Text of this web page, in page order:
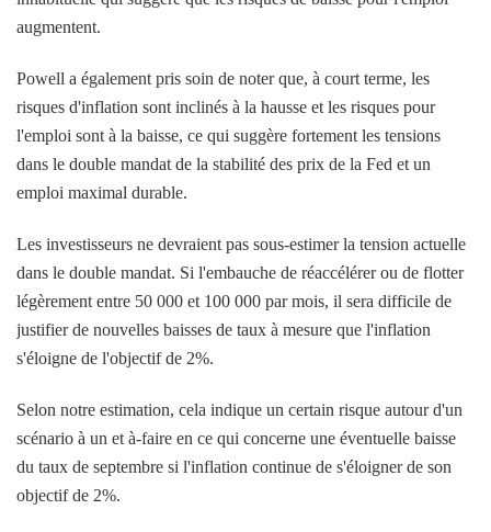
augmentent.
Powell a également pris soin de noter que, à court terme, les
risques d'inflation sont inclinés à la hausse et les risques pour
l'emploi sont à la baisse, ce qui suggère fortement les tensions
dans le double mandat de la stabilité des prix de la Fed et un
emploi maximal durable.
Les investisseurs ne devraient pas sous-estimer la tension actuelle
dans le double mandat. Si l'embauche de réaccélérer ou de flotter
légèrement entre 50 000 et 100 000 par mois, il sera difficile de
justifier de nouvelles baisses de taux à mesure que l'inflation
s'éloigne de l'objectif de 2%.
Selon notre estimation, cela indique un certain risque autour d'un
scénario à un et à-faire en ce qui concerne une éventuelle baisse
du taux de septembre si l'inflation continue de s'éloigner de son
objectif de 2%.